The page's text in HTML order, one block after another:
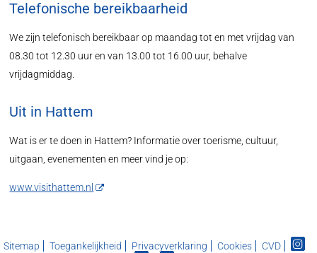
Telefonische bereikbaarheid
We zijn telefonisch bereikbaar op maandag tot en met vrijdag van
08.30 tot 12.30 uur en van 13.00 tot 16.00 uur, behalve
vrijdagmiddag.
Uit in Hattem
Wat is er te doen in Hattem? Informatie over toerisme, cultuur,
uitgaan, evenementen en meer vind je op:
www.visithattem.nl
Sitemap Toegankelijkheid Privacyverklaring Cookies CVD